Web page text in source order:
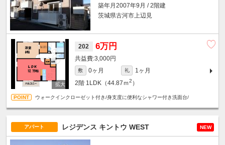
築年月2007年9月 / 2階建
茨城県古河市上辺見
202 6万円
3,000円
敷 0ヶ月 礼
1ヶ月
2階 1LDK（44.87ｍ2 ）
ウォークインクローゼット付き/身支度に便利なシャワー付き洗面台/
アパート レジデンス キントウ WEST NEW